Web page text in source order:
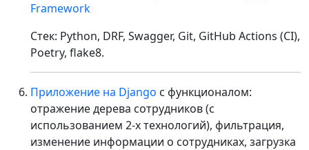
Framework
Стек: Python, DRF, Swagger, Git, GitHub Actions (CI),
Poetry, flake8.
Приложение на Django с функционалом:
отражение дерева сотрудников (с
использованием 2-х технологий), фильтрация,
изменение информации о сотрудниках, загрузка